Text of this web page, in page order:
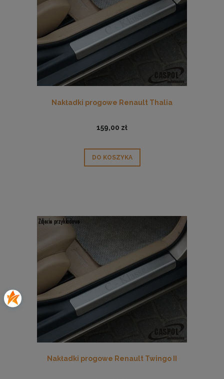
Nakładki progowe Renault Thalia
159,00 zł
DO KOSZYKA
Nakładki progowe Renault Twingo II